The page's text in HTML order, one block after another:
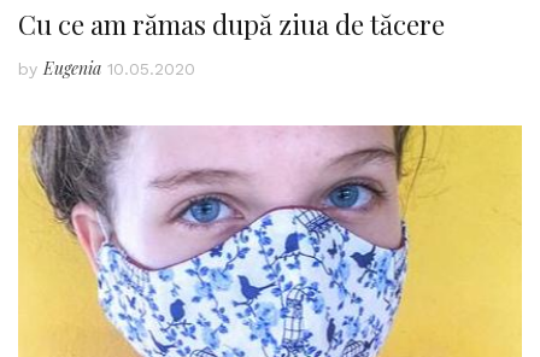
Cu ce am rămas după ziua de tăcere
by Eugenia 10.05.2020